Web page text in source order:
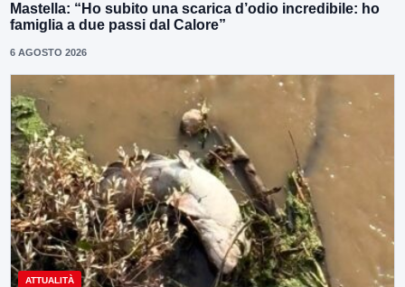
Mastella: “Ho subito una scarica d’odio incredibile: ho
famiglia a due passi dal Calore”
6 AGOSTO 2026
ATTUALITÀ